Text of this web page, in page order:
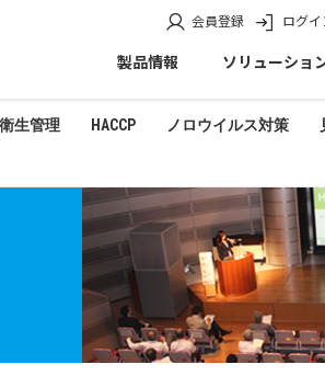
会員登録 ログイ
製品情報 ソリューショ
生管理 HACCP ノロウイルス対策